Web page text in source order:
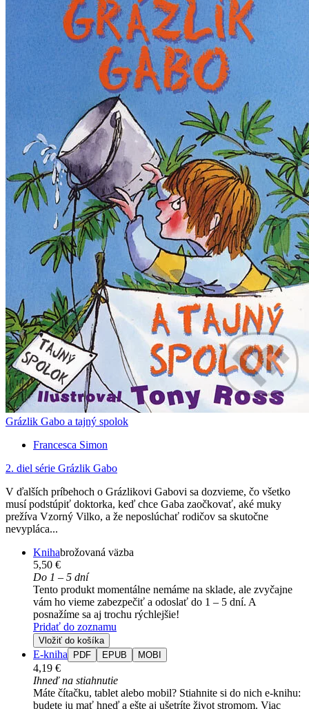
Grázlik Gabo a tajný spolok
Francesca Simon
2. diel série Grázlik Gabo
V ďalších príbehoch o Grázlikovi Gabovi sa dozvieme, čo všetko
musí podstúpiť doktorka, keď chce Gaba zaočkovať, aké muky
prežíva Vzorný Vilko, a že neposlúchať rodičov sa skutočne
nevypláca...
Knihabrožovaná väzba
5,50 €
Do 1 – 5 dní
Tento produkt momentálne nemáme na sklade, ale zvyčajne
vám ho vieme zabezpečiť a odoslať do 1 – 5 dní. A
posnažíme sa aj trochu rýchlejšie!
Pridať do zoznamu
Vložiť do košíka
E-kniha PDF EPUB MOBI
4,19 €
Ihneď na stiahnutie
Máte čítačku, tablet alebo mobil? Stiahnite si do nich e-knihu:
budete ju mať hneď a ešte aj ušetríte život stromom. Viac